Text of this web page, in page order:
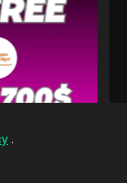
Airdrop
.